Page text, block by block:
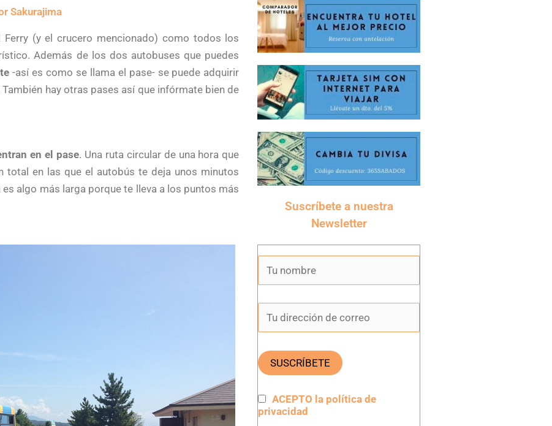
Sakurajima
(y el crucero mencionado) como todos los
Además de los dos autobuses que puedes
-así es como se llama el pase- se puede adquirir
hay otras pases así que infórmate bien de
en el pase. Una ruta circular de una hora que
total en las que el autobús te deja unos minutos
algo más larga porque te lleva a los puntos más
Suscríbete a nuestra
Newsletter
ACEPTO la política de
privacidad